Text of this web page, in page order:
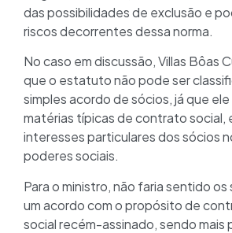
das possibilidades de exclusão e
riscos decorrentes dessa norma.
No caso em discussão, Villas Bôas
que o estatuto não pode ser
simples acordo de sócios, já que
matérias típicas de contrato social,
interesses particulares dos sócios
poderes sociais.
Para o ministro, não faria sentido os
um acordo com o propósito de
social recém-assinado, sendo mais